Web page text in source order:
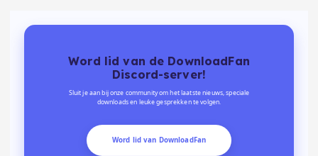
Word lid van de DownloadFan
Discord-server!
Sluit je aan bij onze community om het laatste nieuws, speciale
downloads en leuke gesprekken te volgen.
Word lid van DownloadFan